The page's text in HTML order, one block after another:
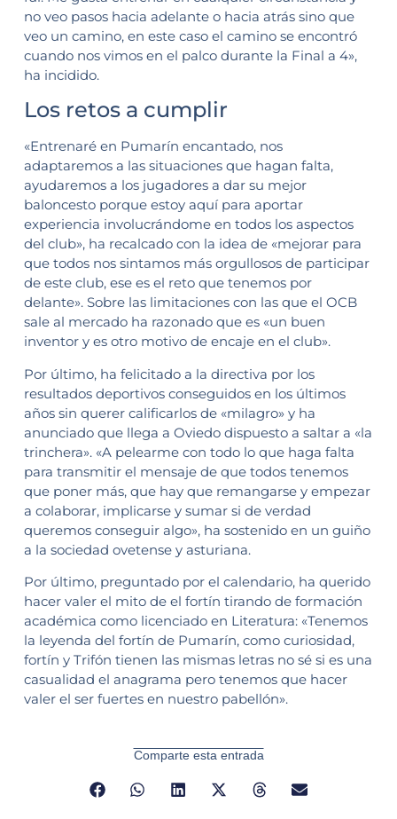
no veo pasos hacia adelante o hacia atrás sino que
veo un camino, en este caso el camino se encontró
cuando nos vimos en el palco durante la Final a 4»,
ha incidido.
Los retos a cumplir
«Entrenaré en Pumarín encantado, nos
adaptaremos a las situaciones que hagan falta,
ayudaremos a los jugadores a dar su mejor
baloncesto porque estoy aquí para aportar
experiencia involucrándome en todos los aspectos
del club», ha recalcado con la idea de «mejorar para
que todos nos sintamos más orgullosos de participar
de este club, ese es el reto que tenemos por
delante». Sobre las limitaciones con las que el OCB
sale al mercado ha razonado que es «un buen
inventor y es otro motivo de encaje en el club».
Por último, ha felicitado a la directiva por los
resultados deportivos conseguidos en los últimos
años sin querer calificarlos de «milagro» y ha
anunciado que llega a Oviedo dispuesto a saltar a «la
trinchera». «A pelearme con todo lo que haga falta
para transmitir el mensaje de que todos tenemos
que poner más, que hay que remangarse y empezar
a colaborar, implicarse y sumar si de verdad
queremos conseguir algo», ha sostenido en un guiño
a la sociedad ovetense y asturiana.
Por último, preguntado por el calendario, ha querido
hacer valer el mito de el fortín tirando de formación
académica como licenciado en Literatura: «Tenemos
la leyenda del fortín de Pumarín, como curiosidad,
fortín y Trifón tienen las mismas letras no sé si es una
casualidad el anagrama pero tenemos que hacer
valer el ser fuertes en nuestro pabellón».
Comparte esta entrada